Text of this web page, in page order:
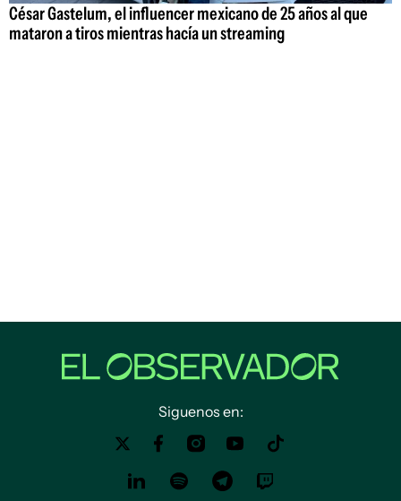
César Gastelum, el influencer mexicano de 25 años al que
mataron a tiros mientras hacía un streaming
Siguenos en: